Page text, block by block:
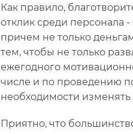
Как правило,
отклик среди персонала
причем не только
тем, чтобы не только
ежегодного
числе и по проведению
необходимости
Приятно, что